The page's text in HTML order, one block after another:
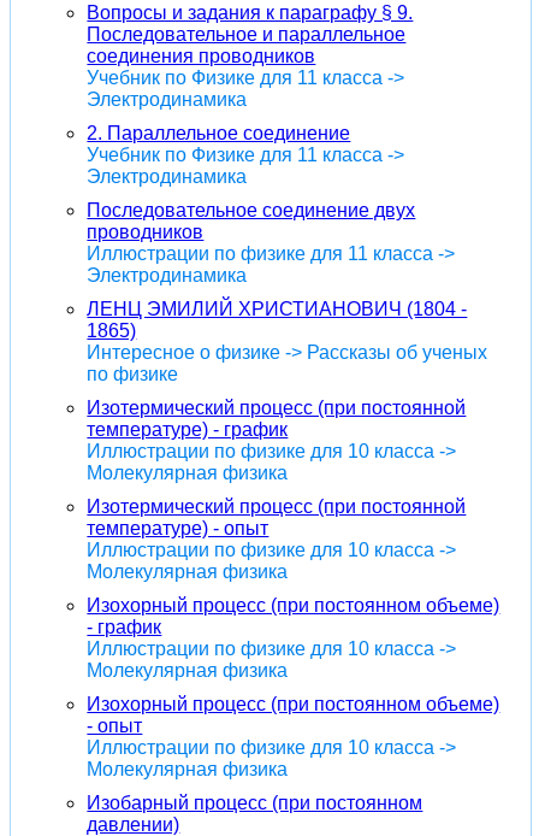
Вопросы и задания к параграфу § 9.
Последовательное и параллельное
соединения проводников
Учебник по Физике для 11 класса ->
Электродинамика
2. Параллельное соединение
Учебник по Физике для 11 класса ->
Электродинамика
Последовательное соединение двух
проводников
Иллюстрации по физике для 11 класса ->
Электродинамика
ЛЕНЦ ЭМИЛИЙ ХРИСТИАНОВИЧ (1804 -
1865)
Интересное о физике -> Рассказы об ученых
по физике
Изотермический процесс (при постоянной
температуре) - график
Иллюстрации по физике для 10 класса ->
Молекулярная физика
Изотермический процесс (при постоянной
температуре) - опыт
Иллюстрации по физике для 10 класса ->
Молекулярная физика
Изохорный процесс (при постоянном объеме)
- график
Иллюстрации по физике для 10 класса ->
Молекулярная физика
Изохорный процесс (при постоянном объеме)
- опыт
Иллюстрации по физике для 10 класса ->
Молекулярная физика
Изобарный процесс (при постоянном
давлении)